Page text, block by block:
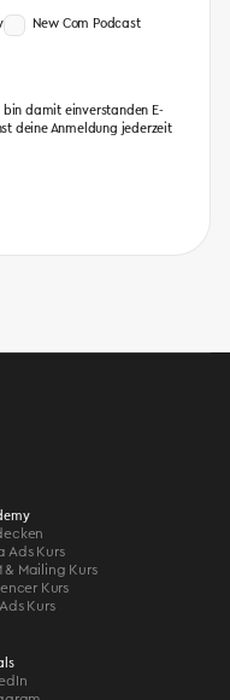
New Com Podcast
damit einverstanden E-
deine Anmeldung jederzeit
Ads Kurs
& Mailing Kurs
Kurs
Kurs